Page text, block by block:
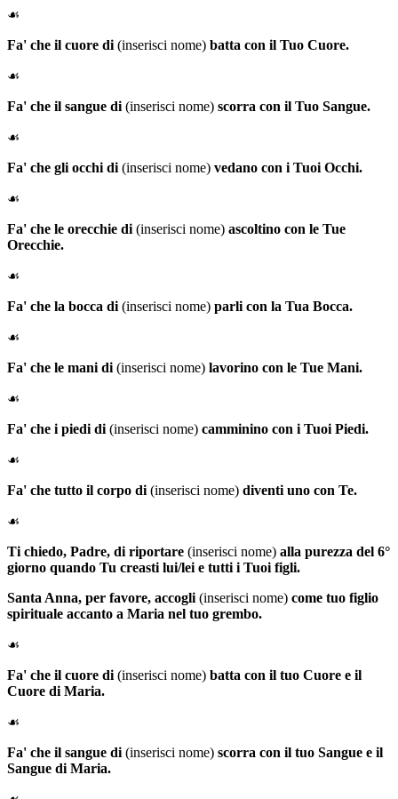
☙
Fa' che il cuore di (inserisci nome) batta con il Tuo Cuore.
☙
Fa' che il sangue di (inserisci nome) scorra con il Tuo Sangue.
☙
Fa' che gli occhi di (inserisci nome) vedano con i Tuoi Occhi.
☙
Fa' che le orecchie di (inserisci nome) ascoltino con le Tue
Orecchie.
☙
Fa' che la bocca di (inserisci nome) parli con la Tua Bocca.
☙
Fa' che le mani di (inserisci nome) lavorino con le Tue Mani.
☙
Fa' che i piedi di (inserisci nome) camminino con i Tuoi Piedi.
☙
Fa' che tutto il corpo di (inserisci nome) diventi uno con Te.
☙
Ti chiedo, Padre, di riportare (inserisci nome) alla purezza del 6°
giorno quando Tu creasti lui/lei e tutti i Tuoi figli.
Santa Anna, per favore, accogli (inserisci nome) come tuo figlio
spirituale accanto a Maria nel tuo grembo.
☙
Fa' che il cuore di (inserisci nome) batta con il tuo Cuore e il
Cuore di Maria.
☙
Fa' che il sangue di (inserisci nome) scorra con il tuo Sangue e il
Sangue di Maria.